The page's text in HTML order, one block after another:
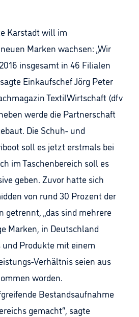
Karstadt will im
Marken wachsen: „Wir
insgesamt in 46 Filialen
Einkaufschef Jörg Peter
TextilWirtschaft (dfv
werde die Partnerschaft
Die Schuh- und
soll es jetzt erstmals bei
im Taschenbereich soll es
geben. Zuvor hatte sich
von rund 30 Prozent der
getrennt, „das sind mehrere
Marken, in Deutschland
Produkte mit einem
Verhältnis seien aus
worden.
Bestandsaufnahme
gemacht“, sagte